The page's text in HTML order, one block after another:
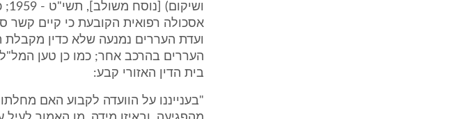
אסכולה רפואית הקובעת כי קיים קשר
ועדת העררים נמנעה שלא כדין מקבלת
העררים בהרכב אחר; כמו כן טען המל"ל,
בית הדין האזורי קבע:
"בענייננו על הוועדה לקבוע האם